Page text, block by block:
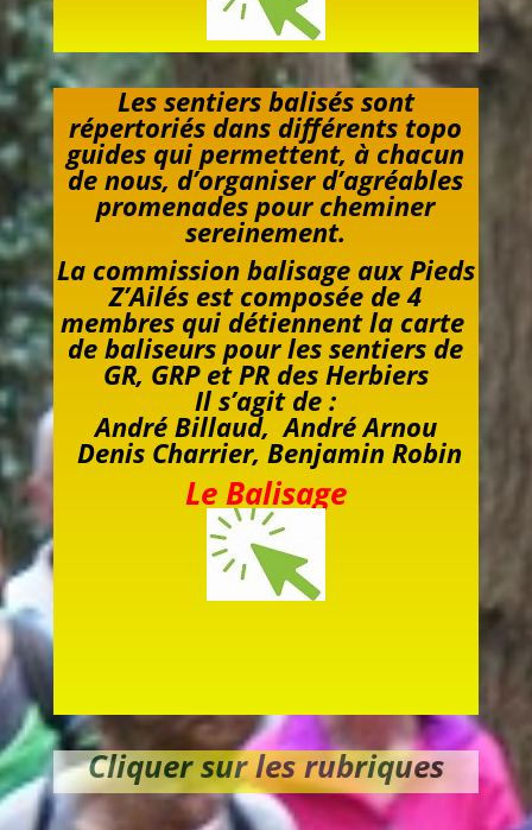
Les sentiers balisés sont
répertoriés dans différents topo
guides qui permettent, à chacun
de nous, d’organiser d’agréables
promenades pour cheminer
sereinement.
La commission balisage aux Pieds
Z’Ailés est composée de 4
membres qui détiennent la carte
de baliseurs pour les sentiers de
GR, GRP et PR des Herbiers
Il s’agit de :
André Billaud, André Arnou
Denis Charrier, Benjamin Robin
Le Balisage
Cliquer sur les rubriques